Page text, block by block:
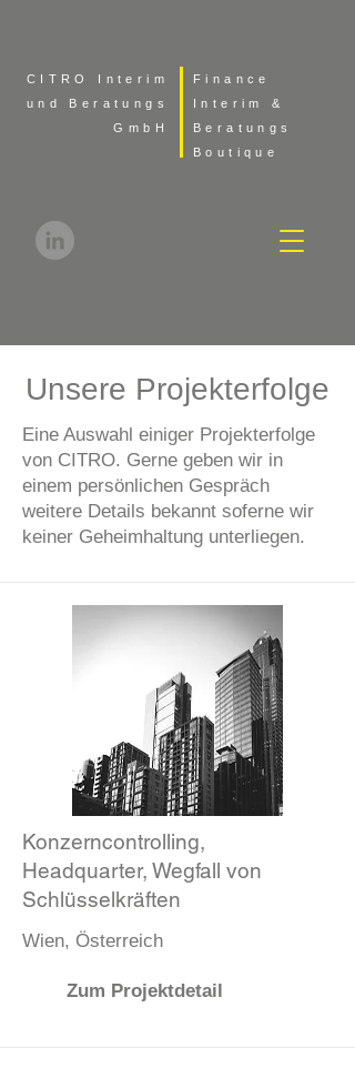
CITRO Interim
und Beratungs
GmbH
Finance
Interim &
Beratungs
Boutique
Unsere Projekterfolge
Eine Auswahl einiger Projekterfolge
von CITRO. Gerne geben wir in
einem persönlichen Gespräch
weitere Details bekannt soferne wir
keiner Geheimhaltung unterliegen.
Konzerncontrolling,
Headquarter, Wegfall von
Schlüsselkräften
Wien, Österreich
Zum Projektdetail